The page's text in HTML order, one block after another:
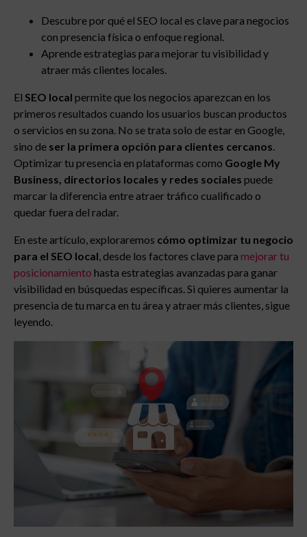
Descubre por qué el SEO local es clave para negocios
con presencia física o enfoque regional.
Aprende estrategias para mejorar tu visibilidad y
atraer más clientes locales.
El SEO local permite que los negocios aparezcan en los
primeros resultados cuando los usuarios buscan productos
o servicios en su zona. No se trata solo de estar en Google,
sino de ser la primera opción para clientes cercanos.
Optimizar tu presencia en plataformas como Google My
Business, directorios locales y redes sociales puede
marcar la diferencia entre atraer tráfico cualificado o
quedar fuera del radar.
En este artículo, exploraremos cómo optimizar tu negocio
para el SEO local, desde los factores clave para mejorar tu
posicionamiento hasta estrategias avanzadas para ganar
visibilidad en búsquedas específicas. Si quieres aumentar la
presencia de tu marca en tu área y atraer más clientes, sigue
leyendo.